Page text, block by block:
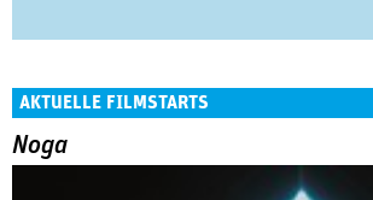
AKTUELLE FILMSTARTS
Noga